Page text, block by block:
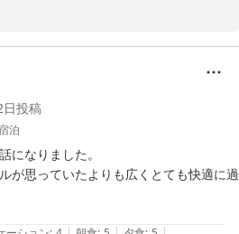
どもなくご無事で安堵しておりまし
アルし、一新されましたが、お子様に
しく思います。
はぜひともお立ち寄りください。
投稿
泊
になりました。
が思っていたよりも広くとても快適に過
たです。